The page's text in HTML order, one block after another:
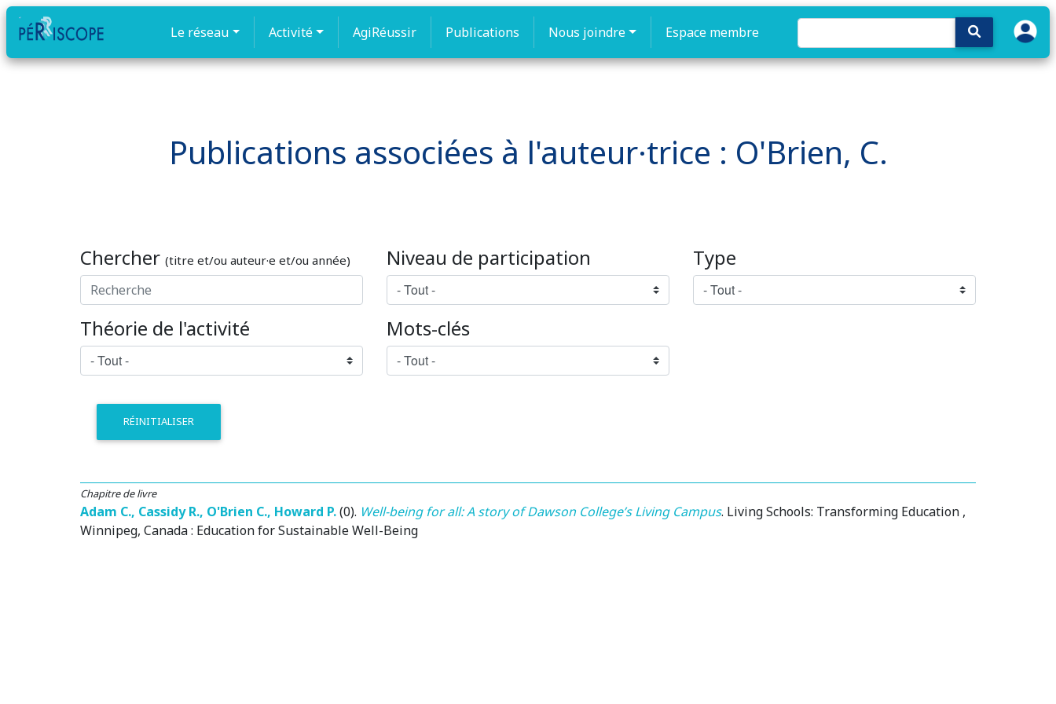
Le réseau Activité AgiRéussir Publications Nous joindre Espace membre
Publications associées à l'auteur·trice : O'Brien, C.
Chercher (titre et/ou auteur·e et/ou année) Niveau de participation Type
Théorie de l'activité Mots-clés
RÉINITIALISER
Chapitre de livre
Adam C., Cassidy R., O'Brien C., Howard P.(0). Well-being for all: A story of Dawson College’s Living Campus. Living Schools: Transforming Education ,
Winnipeg, Canada: Education for Sustainable Well-Being